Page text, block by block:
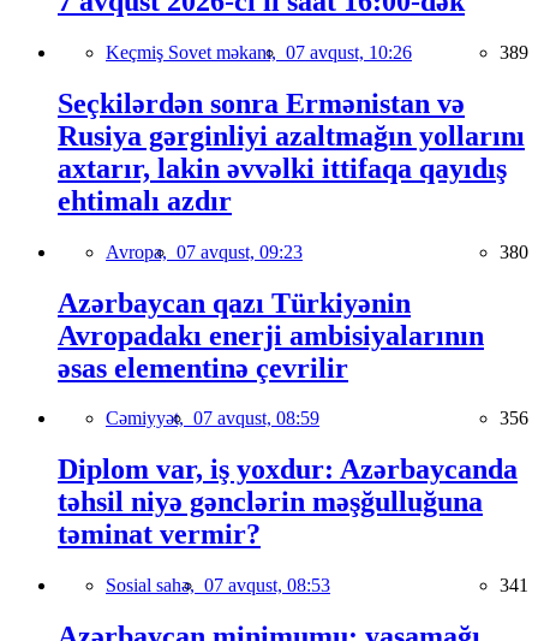
Keçmiş Sovet məkanı, 07 avqust, 10:26 389
Seçkilərdən sonra Ermənistan və
Rusiya gərginliyi azaltmağın yollarını
axtarır, lakin əvvəlki ittifaqa qayıdış
ehtimalı azdır
Avropa, 07 avqust, 09:23 380
Azərbaycan qazı Türkiyənin
Avropadakı enerji ambisiyalarının
əsas elementinə çevrilir
Cəmiyyət, 07 avqust, 08:59 356
Diplom var, iş yoxdur: Azərbaycanda
təhsil niyə gənclərin məşğulluğuna
təminat vermir?
Sosial sahə, 07 avqust, 08:53 341